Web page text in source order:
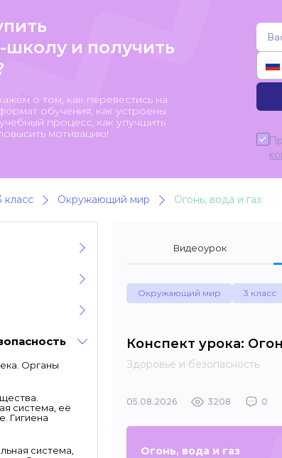
и получить
о том, как перевестись на
обучения, как устроены
процесс, как улучшить
мотивацию!
класс Окружающий мир Огонь, вода и газ.
Органы
система, её
Гигиена
система,
Видеоурок
Окружающий мир 3 класс
Конспект урока:
Здоровье и безопасность
05.08.2026 3208 0
Огонь, вода и газ